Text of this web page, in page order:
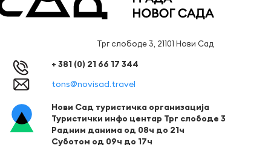
Трг слободе 3, 21101 Нови Сад
+ 381 (0) 21 66 17 344
tons@novisad.travel
Нови Сад туристичка организација
Туристички инфо центар Трг слободе 3
Радним данима од 08ч до 21ч
Суботом од 09ч до 17ч